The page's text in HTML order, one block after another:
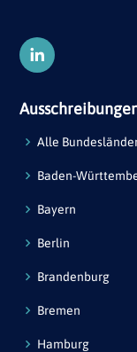
Alle
Baden-
Bayern
Berlin
Brandenburg
Bremen
Hamburg